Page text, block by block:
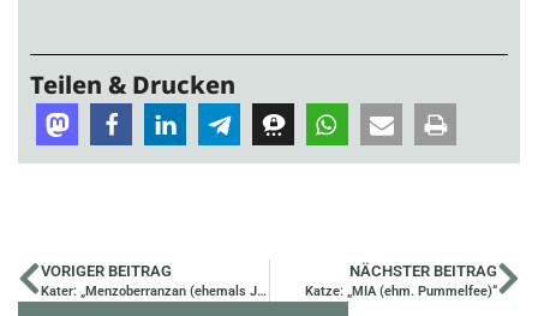
Teilen & Drucken
VORIGER BEITRAG
Kater: „Menzoberranzan (ehemals Jimmy)“
NÄCHSTER BEITRAG
Katze: „MIA (ehm. Pummelfee)“